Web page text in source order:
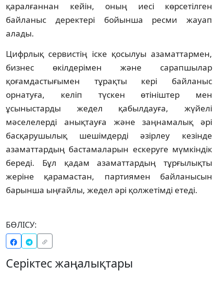
қаралғаннан кейін, оның иесі көрсетілген
байланыс деректері бойынша ресми жауап
алады.
Цифрлық сервистің іске қосылуы азаматтармен,
бизнес өкілдерімен және сарапшылар
қоғамдастығымен тұрақты кері байланыс
орнатуға, келіп түскен өтініштер мен
ұсыныстарды жедел қабылдауға, жүйелі
мәселелерді анықтауға және заңнамалық әрі
басқарушылық шешімдерді әзірлеу кезінде
азаматтардың бастамаларын ескеруге мүмкіндік
береді. Бұл қадам азаматтардың тұрғылықты
жеріне қарамастан, партиямен байланысын
барынша ыңғайлы, жедел әрі қолжетімді етеді.
БӨЛІСУ:
Серіктес жаңалықтары